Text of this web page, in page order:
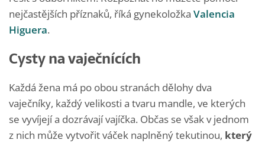
nejčastějších příznaků, říká gynekoložka Valencia
Higuera.
Cysty na vaječnících
Každá žena má po obou stranách dělohy dva
vaječníky, každý velikosti a tvaru mandle, ve kterých
se vyvíjejí a dozrávají vajíčka. Občas se však v jednom
z nich může vytvořit váček naplněný tekutinou, který